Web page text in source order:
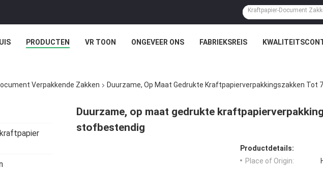
PRODUCTEN VR TOON ONGEVEER ONS FABRIEKSREIS
Verpakkende Zakken Duurzame, Op Maat Gedrukte Kraftpapierverpakkingszakken Tot
Duurzame, op maat gedrukte
stofbestendig
Productdetails:
Place of Origin: